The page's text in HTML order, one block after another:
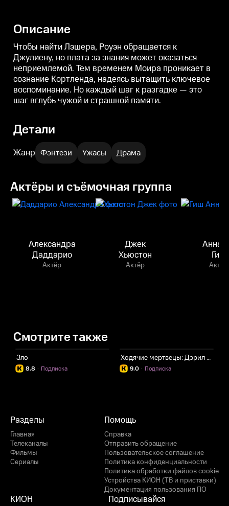
долгом и чувствами.
охоты.
Описание
Чтобы найти Лэшера, Роуэн обращается к
Джулиену, но плата за знания может оказаться
неприемлемой. Тем временем Моира проникает в
сознание Кортленда, надеясь вытащить ключевое
воспоминание. Но каждый шаг к разгадке — это
шаг вглубь чужой и страшной памяти.
Детали
Жанр Фэнтези Ужасы Драма
Актёры и съёмочная группа
Александра
Даддарио
Актёр
Джек
Хьюстон
Актёр
Гиш
Актёр
Смотрите также
Зло
8.8 Подписка
·
Ходячие мертвецы: Дэрил Диксон
9.0 Подписка
·
Разделы
Главная
Телеканалы
Фильмы
Сериалы
Помощь
Справка
Отправить обращение
Пользовательское соглашение
Политика конфиденциальности
Политика обработки файлов cookie
Устройства КИОН (ТВ и приставки)
Документация пользования ПО
КИОН Подписывайся